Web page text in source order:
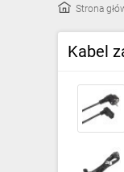
Kable i
Elementy
Fotowoltaika
Gniazda i
Strona
Kabel